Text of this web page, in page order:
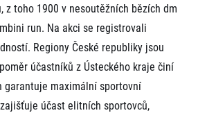
z toho 1900 v nesoutěžních bězích dm
run. Na akci se registrovali
Regiony České republiky jsou
účastníků z Ústeckého kraje činí
garantuje maximální sportovní
účast elitních sportovců,